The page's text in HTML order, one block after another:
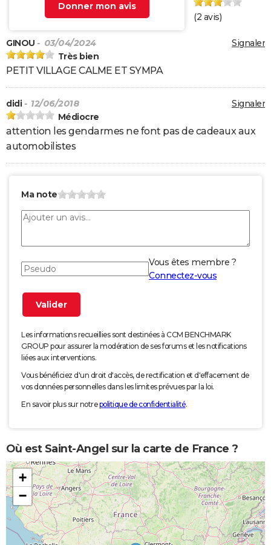
Donner mon avis
(2 avis)
Signaler
GINOU - 03/04/2024
Très bien
PETIT VILLAGE CALME ET SYMPA
Signaler
didi - 12/06/2018
Médiocre
attention les gendarmes ne font pas de cadeaux aux
automobilistes
Ma note
Vous êtes membre ?
Connectez-vous
Les informations recueillies sont destinées à CCM BENCHMARK
GROUP pour assurer la modération de ses forums et les notifications
liées aux interventions.
Vous bénéficiez d'un droit d'accès, de rectification et d'effacement de
vos données personnelles dans les limites prévues par la loi.
En savoir plus sur notrepolitique de confidentialité.
Où est Saint-Angel sur la carte de France ?
+
−